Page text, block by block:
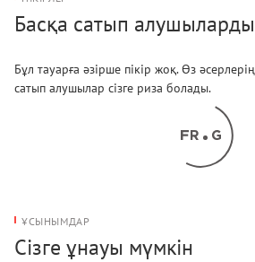
Басқа сатып
Бұл тауарға әзірше пікір жоқ. Өз
сатып алушылар сізге риза болады.
ҰСЫНЫМДАР
Сізге ұнауы мүмкін